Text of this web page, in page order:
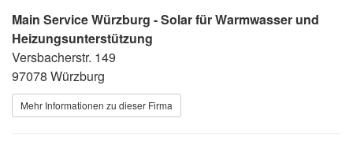
Main Service Würzburg - Solar für Warmwasser und
Heizungsunterstützung
Versbacherstr. 149
97078 Würzburg
Mehr Informationen zu dieser Firma